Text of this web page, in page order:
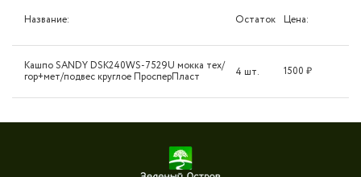
Название: Остаток Цена:
Кашпо SANDY DSK240WS-7529U мокка тех/
гор+мет/подвес круглое ПросперПласт
4 шт. 1500 ₽